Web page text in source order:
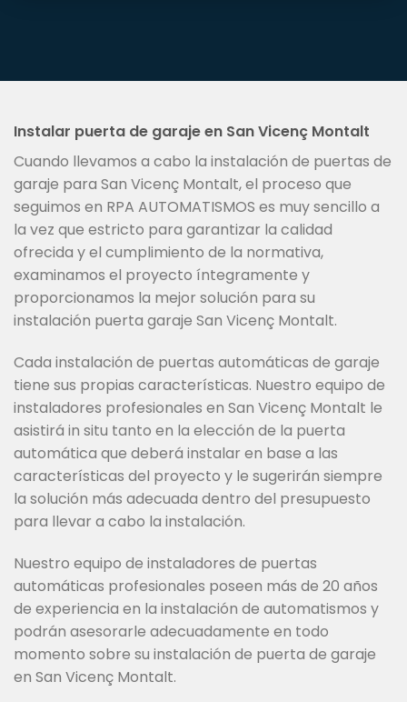
Instalar puerta de garaje en San Vicenç Montalt
Cuando llevamos a cabo la instalación de puertas de
garaje para San Vicenç Montalt, el proceso que
seguimos en RPA AUTOMATISMOS es muy sencillo a
la vez que estricto para garantizar la calidad
ofrecida y el cumplimiento de la normativa,
examinamos el proyecto íntegramente y
proporcionamos la mejor solución para su
instalación puerta garaje San Vicenç Montalt.
Cada instalación de puertas automáticas de garaje
tiene sus propias características. Nuestro equipo de
instaladores profesionales en San Vicenç Montalt le
asistirá in situ tanto en la elección de la puerta
automática que deberá instalar en base a las
características del proyecto y le sugerirán siempre
la solución más adecuada dentro del presupuesto
para llevar a cabo la instalación.
Nuestro equipo de instaladores de puertas
automáticas profesionales poseen más de 20 años
de experiencia en la instalación de automatismos y
podrán asesorarle adecuadamente en todo
momento sobre su instalación de puerta de garaje
en San Vicenç Montalt.